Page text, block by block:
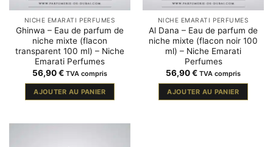
NICHE EMARATI PERFUMES
Ghinwa – Eau de parfum de
niche mixte (flacon
transparent 100 ml) – Niche
Emarati Perfumes
56,90€ TVA compris
AJOUTER AU PANIER
NICHE EMARATI PERFUMES
Al Dana – Eau de parfum de
niche mixte (flacon noir 100
ml) – Niche Emarati
Perfumes
56,90€ TVA compris
AJOUTER AU PANIER